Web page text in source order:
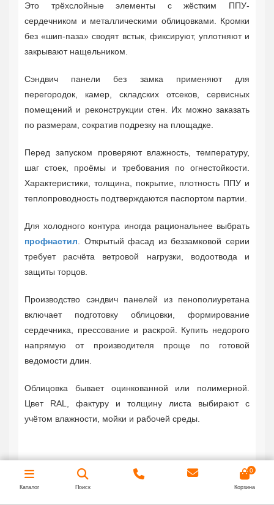
Это трёхслойные элементы с жёстким ППУ-
сердечником и металлическими облицовками. Кромки
без «шип-паза» сводят встык, фиксируют, уплотняют и
закрывают нащельником.
Сэндвич панели без замка применяют для
перегородок, камер, складских отсеков, сервисных
помещений и реконструкции стен. Их можно заказать
по размерам, сократив подрезку на площадке.
Перед запуском проверяют влажность, температуру,
шаг стоек, проёмы и требования по огнестойкости.
Характеристики, толщина, покрытие, плотность ППУ и
теплопроводность подтверждаются паспортом партии.
Для холодного контура иногда рациональнее выбрать
профнастил. Открытый фасад из беззамковой серии
требует расчёта ветровой нагрузки, водоотвода и
защиты торцов.
Производство сэндвич панелей из пенополиуретана
включает подготовку облицовки, формирование
сердечника, прессование и раскрой. Купить недорого
напрямую от производителя проще по готовой
ведомости длин.
Облицовка бывает оцинкованной или полимерной.
Цвет RAL, фактуру и толщину листа выбирают с
учётом влажности, мойки и рабочей среды.
Почему выбирают
Каталог Поиск
0
Корзина